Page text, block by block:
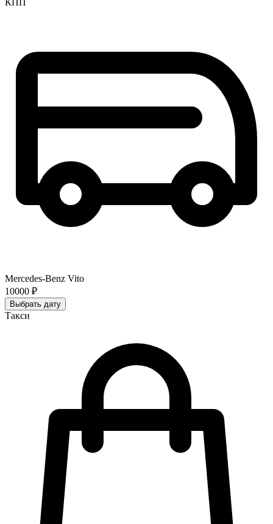
Mercedes-Benz Vito
10000 ₽
Выбрать дату
Такси